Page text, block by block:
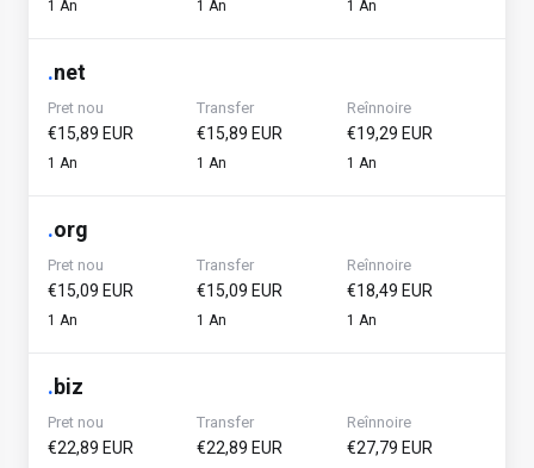
1 An 1 An 1 An
.net
Pret nou
€15,89 EUR
1 An
Transfer
€15,89 EUR
1 An
Reînnoire
€19,29 EUR
1 An
.org
Pret nou
€15,09 EUR
1 An
Transfer
€15,09 EUR
1 An
Reînnoire
€18,49 EUR
1 An
.biz
Pret nou
€22,89 EUR
Transfer
€22,89 EUR
Reînnoire
€27,79 EUR